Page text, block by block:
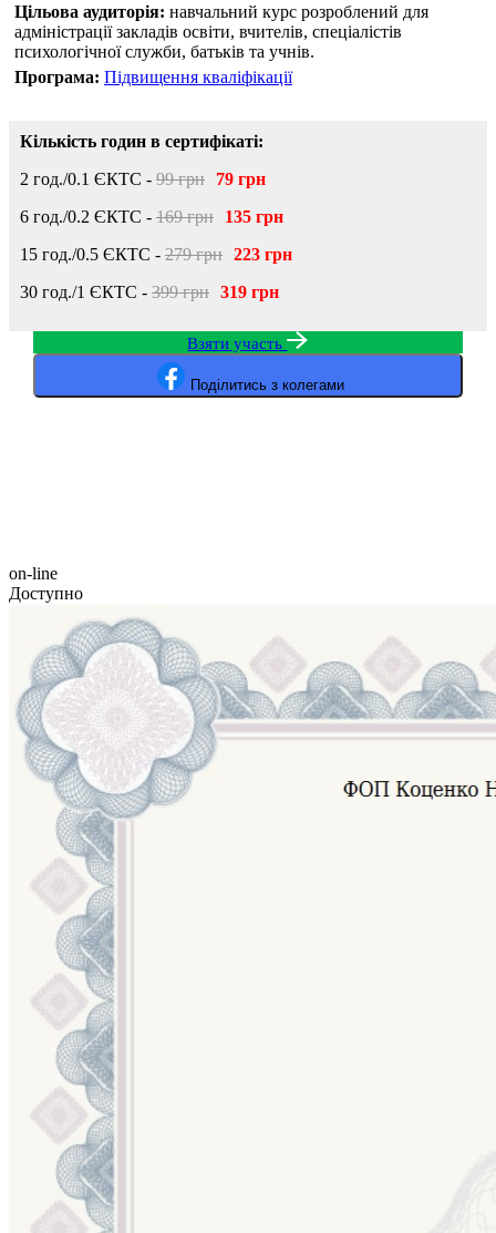
Цільова аудиторія: навчальний курс розроблений для
адміністрації закладів освіти, вчителів, спеціалістів
психологічної служби, батьків та учнів.
Програма: Підвищення кваліфікації
Кількість годин в сертифікаті:
2 год./0.1 ЄКТС - 99 грн
79 грн
6 год./0.2 ЄКТС - 169 грн
135 грн
15 год./0.5 ЄКТС - 279 грн 223 грн
30 год./1 ЄКТС - 399 грн 319 грн
Взяти участь
Поділитись з колегами
on-line
Доступно